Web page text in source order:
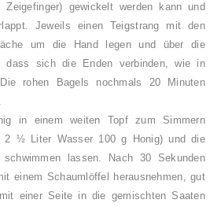
Zeigefinger) gewickelt werden kann und
Jeweils einen Teigstrang mit den
um die Hand legen und über die
dass sich die Enden verbinden, wie in
rohen Bagels nochmals 20 Minuten
in einem weiten Topf zum Simmern
2 ½ Liter Wasser 100 g Honig) und die
lassen. Nach 30 Sekunden
einem Schaumlöffel herausnehmen, gut
einer Seite in die gemischten Saaten